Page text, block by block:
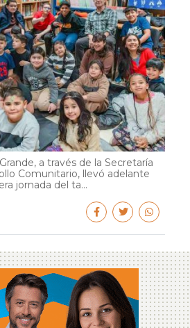
a través de la Secretaría
Comunitario, llevó adelante
jornada del ta...